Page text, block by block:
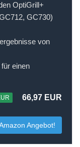
OptiGrill+
GC730)
von
einen
66,97 EUR
Angebot!